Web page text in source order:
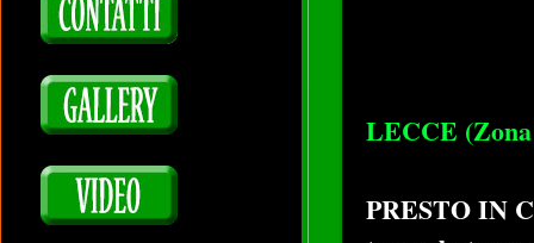
LECCE
PRESTO IN